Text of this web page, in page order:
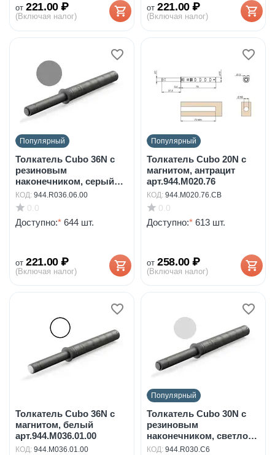
от 221.00 ₽
(Включая налог)
от 221.00 ₽
(Включая налог)
Популярный
Толкатель Cubo 36N с
резиновым
наконечником, серый
арт.94...
КОД: 944.R036.06.00
0.0
Доступно:* 644 шт.
от 221.00 ₽
(Включая налог)
Популярный
Толкатель Cubo 20N с
магнитом, антрацит
арт.944.M020.76
КОД: 944.M020.76.CB
0.0
Доступно:* 613 шт.
от 258.00 ₽
(Включая налог)
Толкатель Cubo 36N с
магнитом, белый
арт.944.M036.01.00
КОД: 944.M036.01.00
Популярный
Толкатель Cubo 30N с
резиновым
наконечником, светло-
серый...
КОД: 944.R030.C6